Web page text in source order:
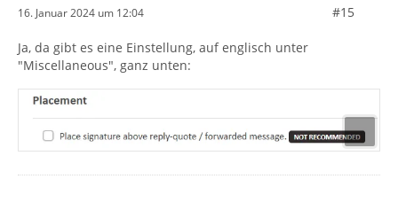
16. Januar 2024 um 12:04 #15
Ja, da gibt es eine Einstellung, auf englisch unter
"Miscellaneous", ganz unten: